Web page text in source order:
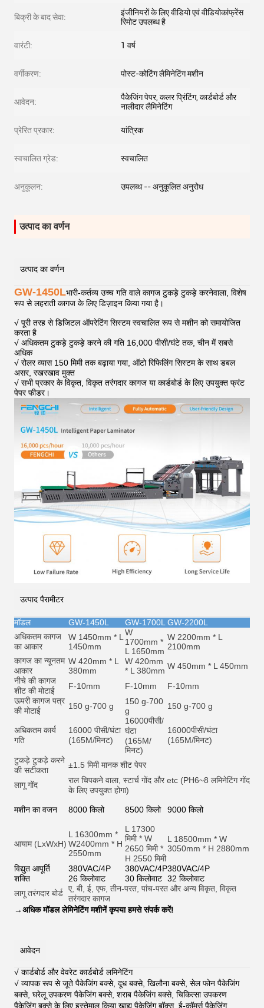
बिक्री के बाद सेवा:
इंजीनियरों के लिए वीडियो एवं वीडियोकांफ्रेंस
रिमोट उपलब्ध है
वारंटी: 1 वर्ष
वर्गीकरण: पोस्ट-कोटिंग लैमिनेटिंग मशीन
आवेदन:
पैकेजिंग पेपर, कलर प्रिंटिंग, कार्डबोर्ड और
नालीदार लैमिनेटिंग
प्रेरित प्रकार: यांत्रिक
स्वचालित ग्रेड: स्वचालित
अनुकूलन: उपलब्ध -- अनुकूलित अनुरोध
उत्पाद का वर्णन
उत्पाद का वर्णन
GW-1450Lभारी-कर्तव्य उच्च गति वाले कागज टुकड़े टुकड़े करनेवाला, विशेष
रूप से लहराती कागज के लिए डिज़ाइन किया गया है।
√ पूरी तरह से डिजिटल ऑपरेटिंग सिस्टम स्वचालित रूप से मशीन को समायोजित
करता है
√ अधिकतम टुकड़े टुकड़े करने की गति 16,000 पीसी/घंटे तक, चीन में सबसे
अधिक
√ रोलर व्यास 150 मिमी तक बढ़ाया गया, ऑटो रिफिलिंग सिस्टम के साथ डबल
असर, रखरखाव मुक्त
√ सभी प्रकार के विकृत, विकृत तरंगदार कागज या कार्डबोर्ड के लिए उपयुक्त फ्रंट
पेपर फीडर।
उत्पाद पैरामीटर
मॉडल GW-1450L GW-1700L GW-2200L
अधिकतम कागज
का आकार
W 1450mm * L
1450mm
W
1700mm *
L 1650mm
W 2200mm * L
2100mm
कागज का न्यूनतम
आकार
W 420mm * L
380mm
W 420mm
* L 380mm W 450mm * L 450mm
नीचे की कागज
शीट की मोटाई
F-10mm F-10mm
F-10mm
ऊपरी कागज पत्र
की मोटाई
150 g-700 g
150 g-700
g
150 g-700 g
अधिकतम कार्य
गति
16000 पीसी/घंटा
(165M/मिनट)
16000पीसी/
घंटा
(165M/
मिनट)
16000पीसी/घंटा
(165M/मिनट)
टुकड़े टुकड़े करने
की सटीकता
±1.5 मिमी मानक शीट पेपर
लागू गोंद राल चिपकने वाला, स्टार्च गोंद और etc (PH6~8 लमिनेटिंग गोंद
के लिए उपयुक्त होगा)
मशीन का वजन 8000 किलो 8500 किलो 9000 किलो
आयाम (LxWxH)
L 16300mm *
W2400mm * H
2550mm
L 17300
मिमी * W
2650 मिमी *
H 2550 मिमी
L 18500mm * W
3050mm * H 2880mm
विद्युत आपूर्ति 380VAC/4P 380VAC/4P380VAC/4P
शक्ति
26 किलोवाट 30 किलोवाट 32 किलोवाट
लागू तरंगदार बोर्ड ए, बी, ई, एफ, तीन-परत, पांच-परत और अन्य विकृत, विकृत
तरंगदार कागज
→अधिक मॉडल लेमिनेटिंग मशीनें कृपया हमसे संपर्क करें!
आवेदन
√ कार्डबोर्ड और वेवरेट कार्डबोर्ड लमिनेटिंग
√ व्यापक रूप से जूते पैकेजिंग बक्से, दूध बक्से, खिलौना बक्से, सेल फोन पैकेजिंग
बक्से, घरेलू उपकरण पैकेजिंग बक्से, शराब पैकेजिंग बक्से, चिकित्सा उपकरण
पैकेजिंग बक्से के लिए इस्तेमाल किया,खाद्य पैकेजिंग बॉक्स, ई-कॉमर्स पैकेजिंग,